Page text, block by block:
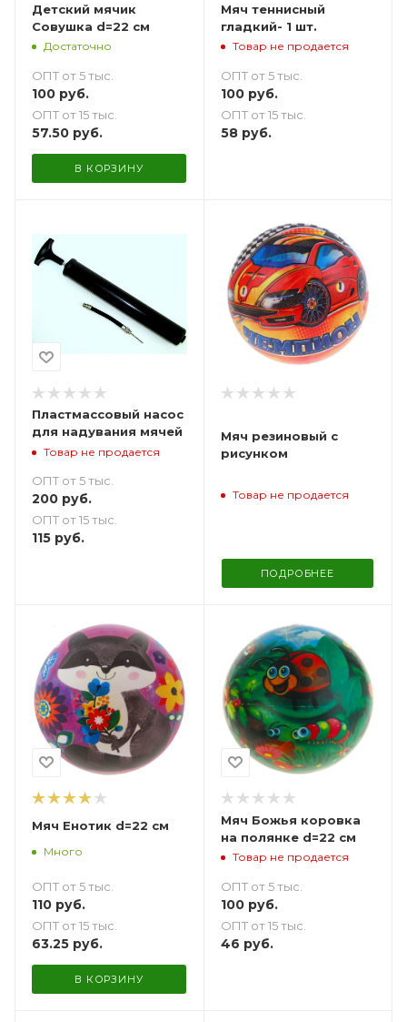
Детский мячик
Совушка d=22 см
Достаточно
ОПТ от 5 тыс.
100 руб.
ОПТ от 15 тыс.
57.50 руб.
В КОРЗИНУ
Мяч теннисный
гладкий- 1 шт.
Товар не продается
ОПТ от 5 тыс.
100руб.
ОПТ от 15 тыс.
58руб.
Пластмассовый насос
для надувания мячей
Товар не продается
ОПТ от 5 тыс.
200 руб.
ОПТ от 15 тыс.
115 руб.
Мяч резиновый с
рисунком
Товар не продается
ПОДРОБНЕЕ
Мяч Енотик d=22 см
Много
ОПТ от 5 тыс.
110 руб.
ОПТ от 15 тыс.
63.25 руб.
В КОРЗИНУ
Мяч Божья коровка
на полянке d=22 см
Товар не продается
ОПТ от 5 тыс.
100руб.
ОПТ от 15 тыс.
46 руб.